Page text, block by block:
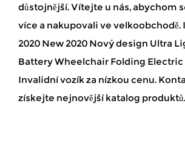
důstojnější. Vítejte u nás, abychom
více a nakupovali ve velkoobchodě.
2020 New 2020 Nový design Ultra
Battery Wheelchair Folding
Invalidní vozík za nízkou cenu.
získejte nejnovější katalog produktů.